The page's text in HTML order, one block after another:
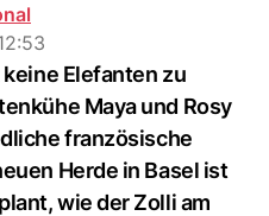
Elefanten zu
Maya und Rosy
französische
Herde in Basel ist
wie der Zolli am